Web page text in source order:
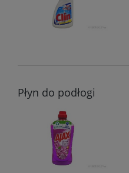
Płyn do podłogi